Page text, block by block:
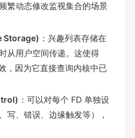
繁动态修改监视集合的场景
Storage) ：兴趣列表存储在
从用户空间传递。这使得
，因为它直接查询内核中已
：可以对每个 FD 单独设
写、错误、边缘触发等），